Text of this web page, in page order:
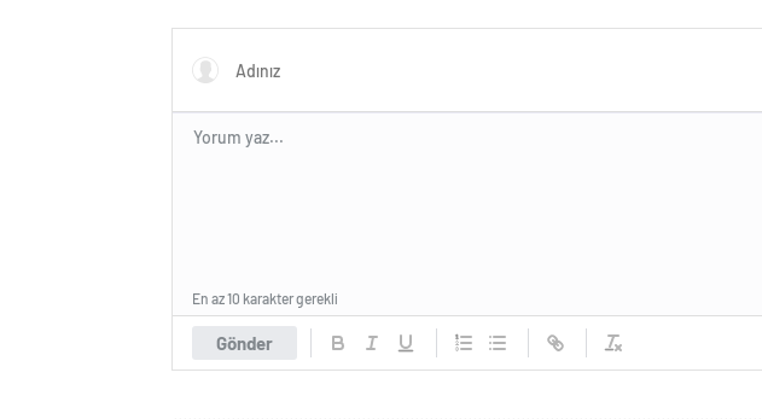
Gönder
En az 10 karakter gerekli